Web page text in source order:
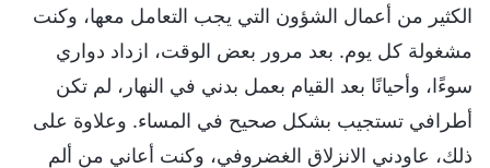
الكثير من أعمال الشؤون التي يجب التعامل معها، وكنت
مشغولة كل يوم. بعد مرور بعض الوقت، ازداد دواري
سوءًا، وأحيانًا بعد القيام بعمل بدني في النهار، لم تكن
أطرافي تستجيب بشكل صحيح في المساء. وعلاوة على
ذلك، عاودني الانزلاق الغضروفي، وكنت أعاني من ألم